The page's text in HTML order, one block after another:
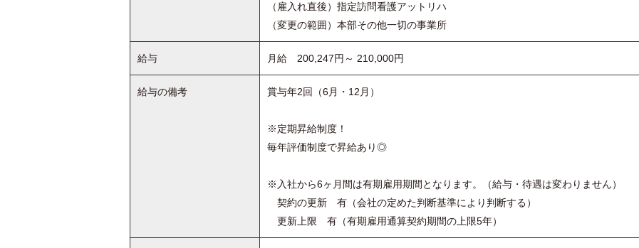
（雇入れ直後）指定訪問看護アットリハ
（変更の範囲）本部その他一切の事業所
給与 月給 200,247円～ 210,000円
給与の備考 賞与年2回（6月・12月）
※定期昇給制度！
毎年評価制度で昇給あり◎
※入社から6ヶ月間は有期雇用期間となります。（給与・待遇は変わりません）
契約の更新 有（会社の定めた判断基準により判断する）
更新上限 有（有期雇用通算契約期間の上限5年）